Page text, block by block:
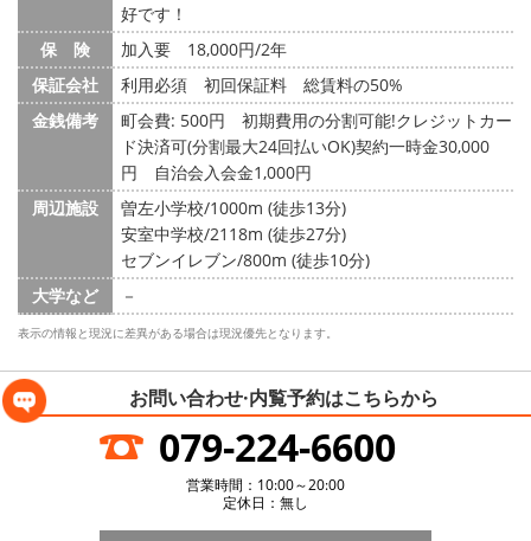
好です！
保 険
加入要 18,000円/2年
保証会社
利用必須 初回保証料 総賃料の50%
金銭備考
町会費: 500円
初期費用の分割可能!クレジットカー
ド決済可(分割最大24回払いOK)契約一時金30,000
円 自治会入会金1,000円
周辺施設
曽左小学校/1000m (徒歩13分)
安室中学校/2118m (徒歩27分)
セブンイレブン/800m (徒歩10分)
大学など
－
表示の情報と現況に差異がある場合は現況優先となります。
お問い合わせ·内覧予約はこちらから
079-224-6600
営業時間：10:00～20:00
定休日：無し